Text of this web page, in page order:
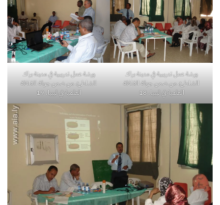
ورشة عمل تدريبية في مدينة براك
الشاطئ، من ضمن جولة القافلة
العلمية في ليبيا. 18
ورشة عمل تدريبية في مدينة براك
الشاطئ، من ضمن جولة القافلة
العلمية في ليبيا. 19